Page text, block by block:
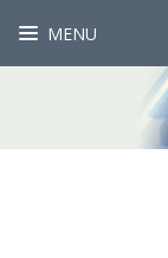
MENU